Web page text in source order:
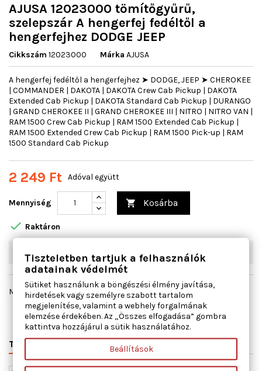
AJUSA 12023000 tömítőgyűrű,
szelepszár A hengerfej fedéltől a
hengerfejhez DODGE JEEP
Cikkszám 12023000 Márka AJUSA
A hengerfej fedéltől a hengerfejhez ➤ DODGE, JEEP ➤ CHEROKEE
| COMMANDER | DAKOTA | DAKOTA Crew Cab Pickup | DAKOTA
Extended Cab Pickup | DAKOTA Standard Cab Pickup | DURANGO
| GRAND CHEROKEE II | GRAND CHEROKEE III | NITRO | NITRO VAN |
RAM 1500 Crew Cab Pickup | RAM 1500 Extended Cab Pickup |
RAM 1500 Extended Crew Cab Pickup | RAM 1500 Pick-up | RAM
1500 Standard Cab Pickup
2 249 Ft Adóval együtt
Mennyiség  Kosárba
 Raktáron
Megosztás
TERMÉK RÉSZLETEI VÁLTÓSZÁMOK
Tiszteletben tartjuk a felhasználók
adatainak védelmét
Sütiket használunk a böngészési élmény javítása,
hirdetések vagy személyre szabott tartalom
megjelenítése, valamint a webhely forgalmának
elemzése érdekében. Az „Összes elfogadása” gombra
kattintva hozzájárul a sütik használatához.
Beállítások